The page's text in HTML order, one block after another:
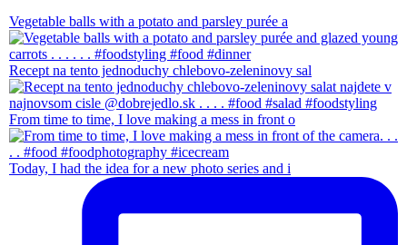
Vegetable balls with a potato and parsley purée a
Recept na tento jednoduchy chlebovo-zeleninovy sal
From time to time, I love making a mess in front o
Today, I had the idea for a new photo series and i